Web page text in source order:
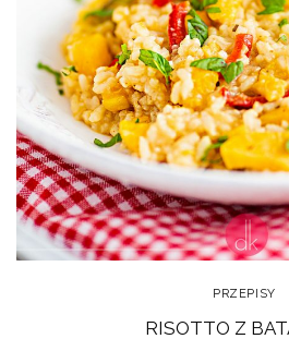
PRZEPISY
RISOTTO Z